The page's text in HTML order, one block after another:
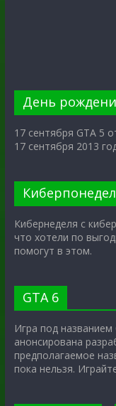
День
17 сентября GTA 5
17 сентября 2013
Кибернеделя с
что хотели по
помогут в этом.
GTA 6
Игра под
анонсирована
предполагаемое
пока нельзя.